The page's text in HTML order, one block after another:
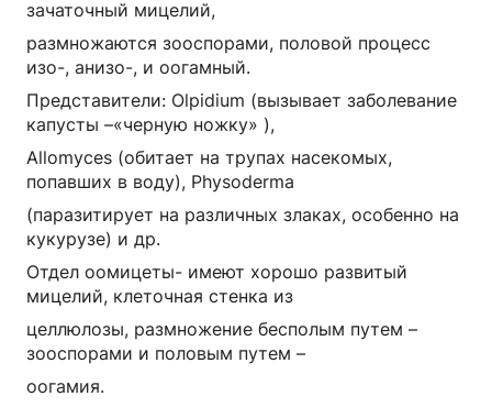
зачаточный мицелий,
размножаются зооспорами, половой процесс
изо-, анизо-, и оогамный.
Представители: Olpidium (вызывает заболевание
капусты –«черную ножку» ),
Allomyces (обитает на трупах насекомых,
попавших в воду), Physoderma
(паразитирует на различных злаках, особенно на
кукурузе) и др.
Отдел оомицеты- имеют хорошо развитый
мицелий, клеточная стенка из
целлюлозы, размножение бесполым путем –
зооспорами и половым путем –
оогамия.